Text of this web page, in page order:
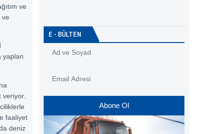
ve
ve
yaplan
veriyor.
faaliyet
deniz
E - BÜLTEN
Abone Ol